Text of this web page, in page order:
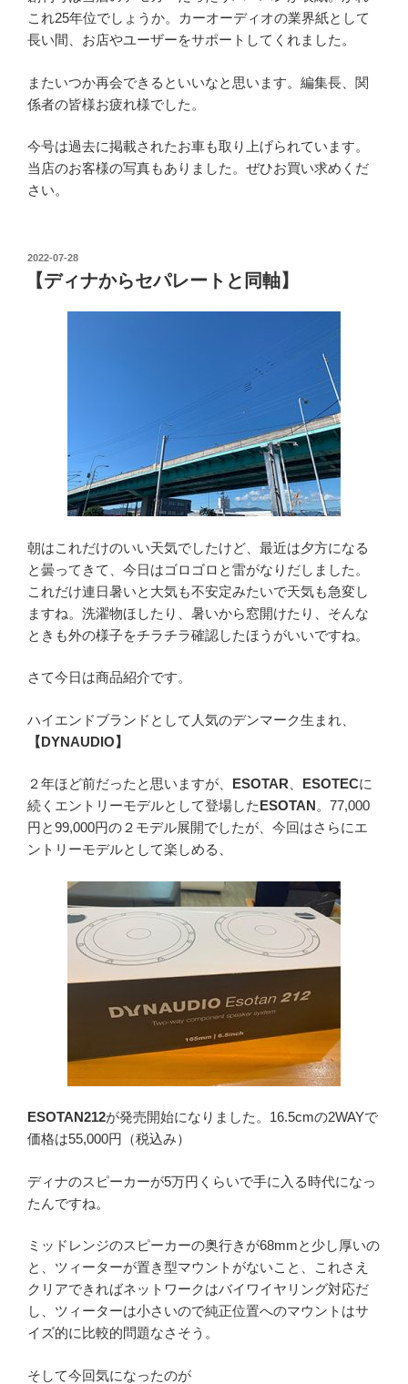
これ25年位でしょうか。カーオーディオの業界紙として
長い間、お店やユーザーをサポートしてくれました。
またいつか再会できるといいなと思います。編集長、関
係者の皆様お疲れ様でした。
今号は過去に掲載されたお車も取り上げられています。
当店のお客様の写真もありました。ぜひお買い求めくだ
さい。
投
稿
日:
2022-07-28
【ディナからセパレートと同軸】
朝はこれだけのいい天気でしたけど、最近は夕方になる
と曇ってきて、今日はゴロゴロと雷がなりだしました。
これだけ連日暑いと大気も不安定みたいで天気も急変し
ますね。洗濯物ほしたり、暑いから窓開けたり、そんな
ときも外の様子をチラチラ確認したほうがいいですね。
さて今日は商品紹介です。
ハイエンドブランドとして人気のデンマーク生まれ、
【DYNAUDIO】
２年ほど前だったと思いますが、 ESOTAR ESOTECに
続くエントリーモデルとして登場したESOTAN。77,000
円と99,000円の２モデル展開でしたが、今回はさらにエ
ントリーモデルとして楽しめる、
ESOTAN212が発売開始になりました。16.5cmの2WAYで
価格は55,000円（税込み）
ディナのスピーカーが5万円くらいで手に入る時代になっ
たんですね。
ミッドレンジのスピーカーの奥行きが68mmと少し厚いの
と、ツィーターが置き型マウントがないこと、これさえ
クリアできればネットワークはバイワイヤリング対応だ
し、ツィーターは小さいので純正位置へのマウントはサ
イズ的に比較的問題なさそう。
そして今回気になったのが